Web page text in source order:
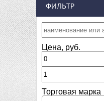
ФИЛЬТР
Цена, руб.
Торговая марка